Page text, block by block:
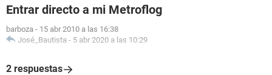
Entrar directo a mi Metroflog
barboza - 15 abr 2010 a las 16:38
José_Bautista - 5 abr 2020 a las 10:29
2 respuestas